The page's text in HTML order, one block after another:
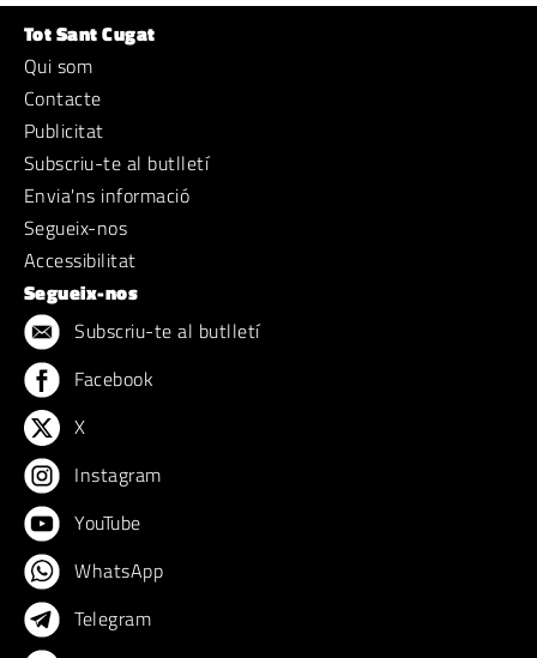
Tot Sant Cugat
Qui som
Contacte
Publicitat
Subscriu-te al butlletí
Envia'ns informació
Segueix-nos
Accessibilitat
Segueix-nos
Subscriu-te al butlletí
Facebook
X
Instagram
YouTube
WhatsApp
Telegram